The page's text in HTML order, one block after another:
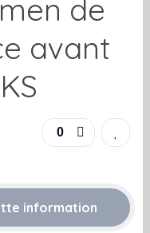
de
avant
0
information